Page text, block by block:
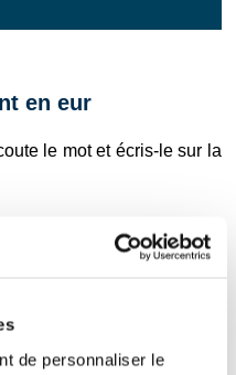
de personnaliser le
en eur
le mot et écris-le sur la